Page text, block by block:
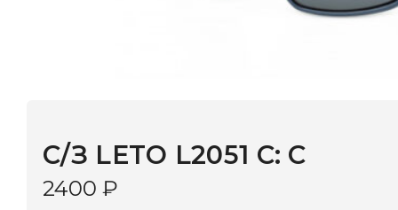
В наличии
3–5 дней | Промокод МОНОКЛЬ САЙТ — скидка 10%